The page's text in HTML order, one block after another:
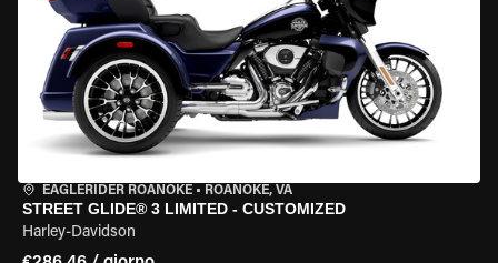
EAGLERIDER ROANOKE • ROANOKE, VA
STREET GLIDE® 3 LIMITED - CUSTOMIZED
Harley-Davidson